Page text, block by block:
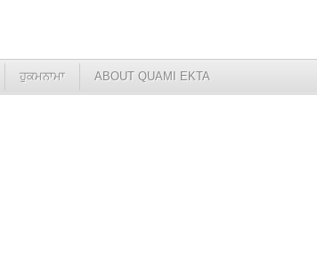
ਹੁਕਮਨਾਮਾ ABOUT QUAMI EKTA